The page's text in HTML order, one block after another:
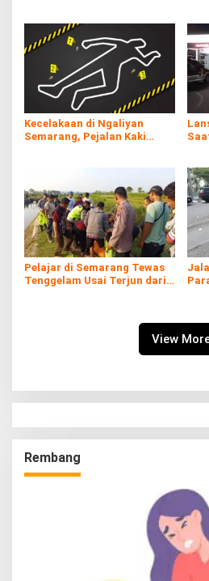
Kecelakaan di Ngaliyan
Semarang, Pejalan Kaki
Pelajar di Semarang Tewas
Tenggelam Usai Terjun dari
View
Rembang